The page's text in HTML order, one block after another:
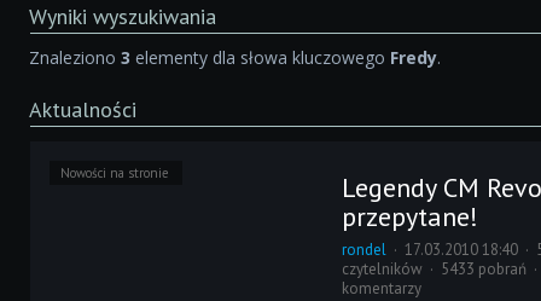
Wyniki wyszukiwania
Znaleziono3 elementy dla słowa kluczowego Fredy.
Aktualności
Nowości na stronie
Legendy CM
przepytane!
rondel 17.03.2010 18:40
czytelników
5433 pobrań
komentarzy